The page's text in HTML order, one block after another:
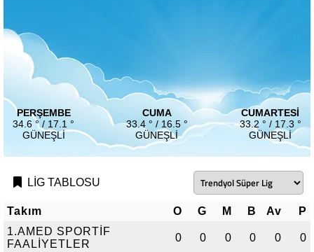
PERŞEMBE
34.6 ° / 17.1 °
GÜNEŞLI
CUMA
33.4 ° / 16.5 °
GÜNEŞLI
CUMARTESI
33.2 ° / 17.3 °
GÜNEŞLI
LİG TABLOSU
Takım O G M B Av
P
1.AMED SPORTİF
FAALİYETLER
0 0 0 0 0 0